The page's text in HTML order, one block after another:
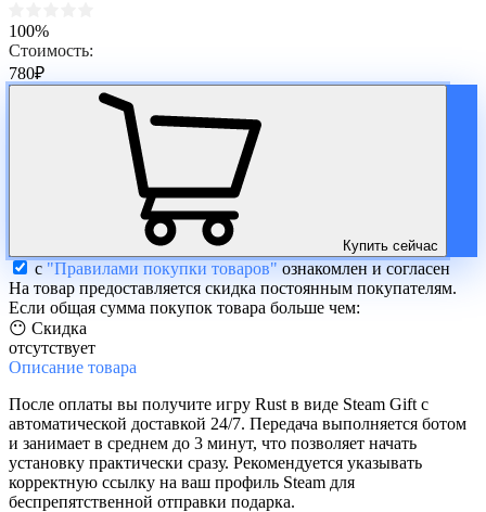
100%
Стоимость:
780₽
Купить сейчас
с "Правилами покупки товаров" ознакомлен и согласен
На товар предоставляется скидка постоянным покупателям.
Если общая сумма покупок товара больше чем:
😶 Скидка
отсутствует
Описание товара
После оплаты вы получите игру Rust в виде Steam Gift с
автоматической доставкой 24/7. Передача выполняется ботом
и занимает в среднем до 3 минут, что позволяет начать
установку практически сразу. Рекомендуется указывать
корректную ссылку на ваш профиль Steam для
беспрепятственной отправки подарка.